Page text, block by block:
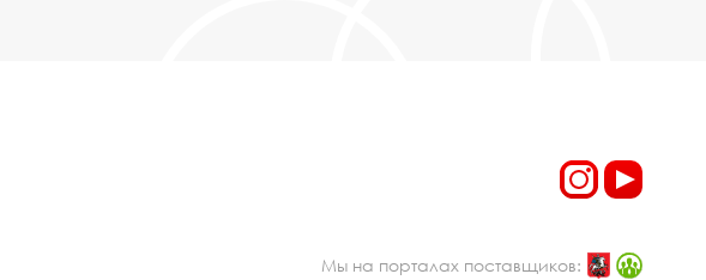
Мы на порталах поставщиков: